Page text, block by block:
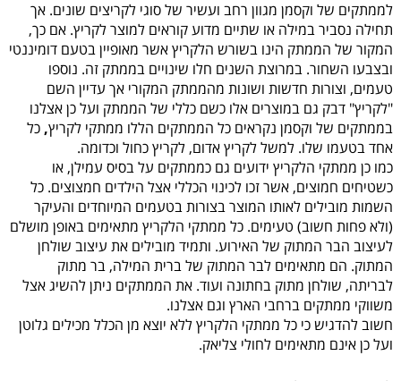
לממתקים של וקסמן מגוון רחב ועשיר של סוגי לקריצים שונים. אך
תחילה נסביר במילה או שתיים מדוע קוראים למוצר לקריץ. אם כך,
המקור של הממתק הינו בשורש הלקריץ אשר מאופיין בטעם דומיננטי
ובצבעו השחור. במרוצת השנים חלו שינויים בממתק זה. נוספו
טעמים, וצורות חדשות ושונות מהממתק המקורי אך עדיין השם
"לקריץ" דבק גם במוצרים אלו כשם כללי של הממתק ועל כן אצלנו
בממתקים של וקסמן נקראים כל הממתקים הללו ממתקי לקריץ, כל
אחד בטעמו שלו. למשל לקריץ אדום, לקריץ כחול וכדומה.
כמו כן ממתקי הלקריץ ידועים גם כממתקים על בסיס עמילן, או
כשטיחים חמוצים, אשר זכו לכינוי הכללי אצל הילדים חמצוצים. כל
השמות מובילים לאותו המוצר בצורות בטעמים המיוחדים והעיקר
(ולא פחות חשוב) טעימים. כל ממתקי הלקריץ מתאימים באופן מושלם
לעיצוב הבר המתוק של האירוע. ותמיד מובילים את עיצוב שולחן
המתוק. הם מתאימים לבר המתוק של ברית המילה, בר מתוק
לבריתה, שולחן מתוק בחתונה ועוד. את הממתקים ניתן להשיג אצל
משווקי ממתקים ברחבי הארץ וגם אצלנו.
חשוב להדגיש כי כל ממתקי הלקריץ ללא יוצא מן הכלל מכילים גלוטן
ועל כן אינם מתאימים לחולי צליאק.